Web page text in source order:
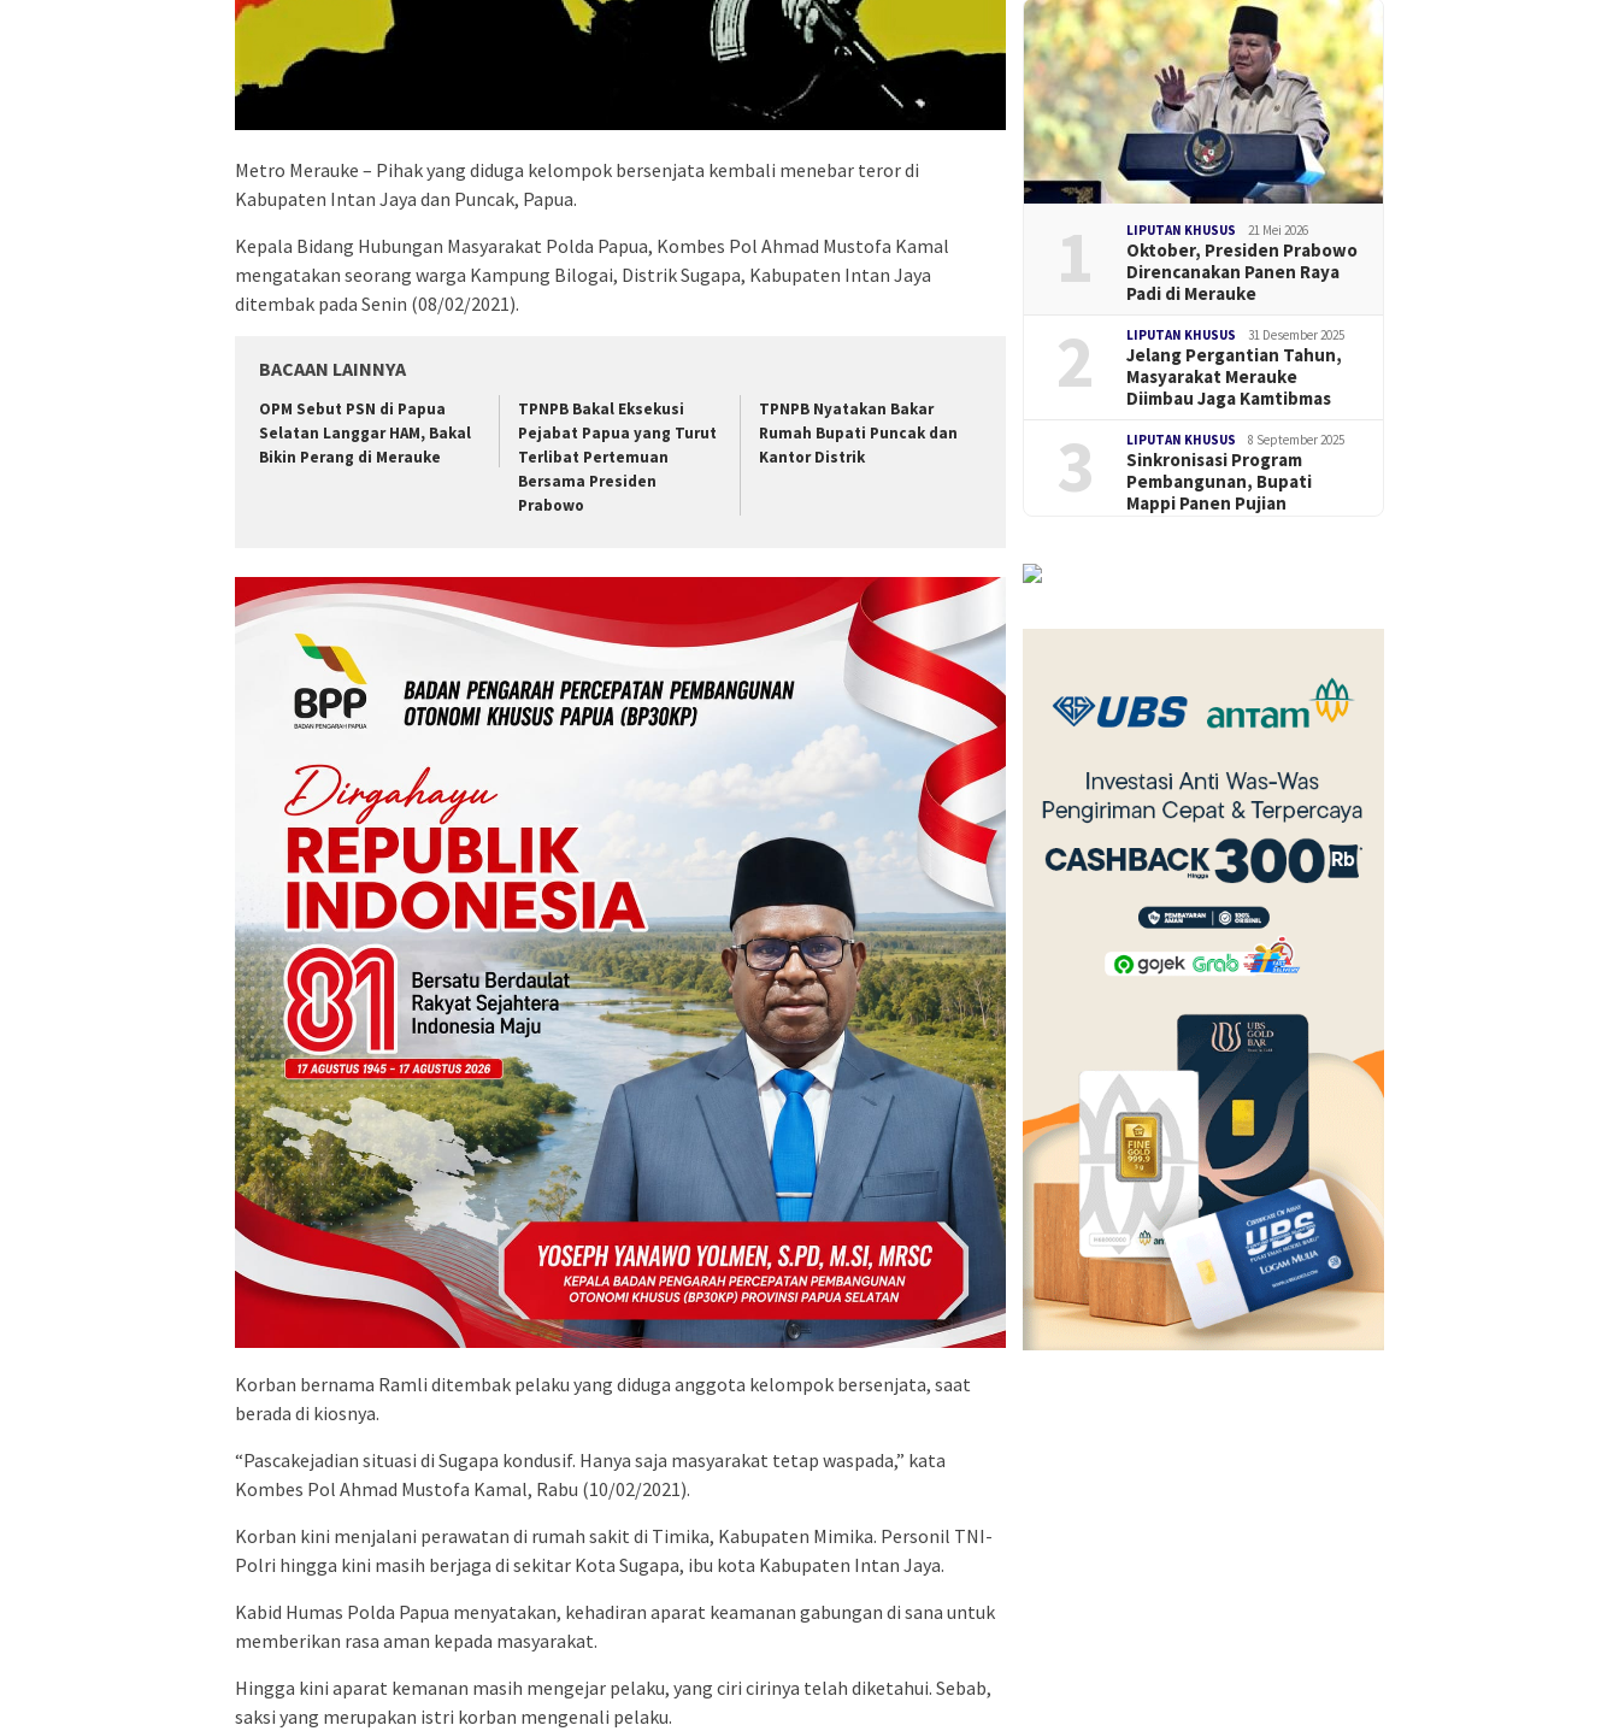
Metro Merauke – Pihak yang diduga kelompok bersenjata kembali menebar teror di
Kabupaten Intan Jaya dan Puncak, Papua.
Kepala Bidang Hubungan Masyarakat Polda Papua, Kombes Pol Ahmad Mustofa Kamal
mengatakan seorang warga Kampung Bilogai, Distrik Sugapa, Kabupaten Intan Jaya
ditembak pada Senin (08/02/2021).
BACAAN LAINNYA
OPM Sebut PSN di Papua
Selatan Langgar HAM, Bakal
Bikin Perang di Merauke
TPNPB Bakal Eksekusi
Pejabat Papua yang Turut
Terlibat Pertemuan
Bersama Presiden
Prabowo
TPNPB Nyatakan Bakar
Rumah Bupati Puncak dan
Kantor Distrik
Korban bernama Ramli ditembak pelaku yang diduga anggota kelompok bersenjata, saat
berada di kiosnya.
“Pascakejadian situasi di Sugapa kondusif. Hanya saja masyarakat tetap waspada,” kata
Kombes Pol Ahmad Mustofa Kamal, Rabu (10/02/2021).
Korban kini menjalani perawatan di rumah sakit di Timika, Kabupaten Mimika. Personil TNI-
Polri hingga kini masih berjaga di sekitar Kota Sugapa, ibu kota Kabupaten Intan Jaya.
Kabid Humas Polda Papua menyatakan, kehadiran aparat keamanan gabungan di sana untuk
memberikan rasa aman kepada masyarakat.
Hingga kini aparat kemanan masih mengejar pelaku, yang ciri cirinya telah diketahui. Sebab,
saksi yang merupakan istri korban mengenali pelaku.
1 LIPUTAN KHUSUS 21 Mei 2026
Oktober, Presiden Prabowo
Direncanakan Panen Raya
Padi di Merauke
2 LIPUTAN KHUSUS 31 Desember 2025
Jelang Pergantian Tahun,
Masyarakat Merauke
Diimbau Jaga Kamtibmas
3 LIPUTAN KHUSUS 8 September 2025
Sinkronisasi Program
Pembangunan, Bupati
Mappi Panen Pujian